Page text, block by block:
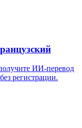
ИИ-перевод
регистрации.